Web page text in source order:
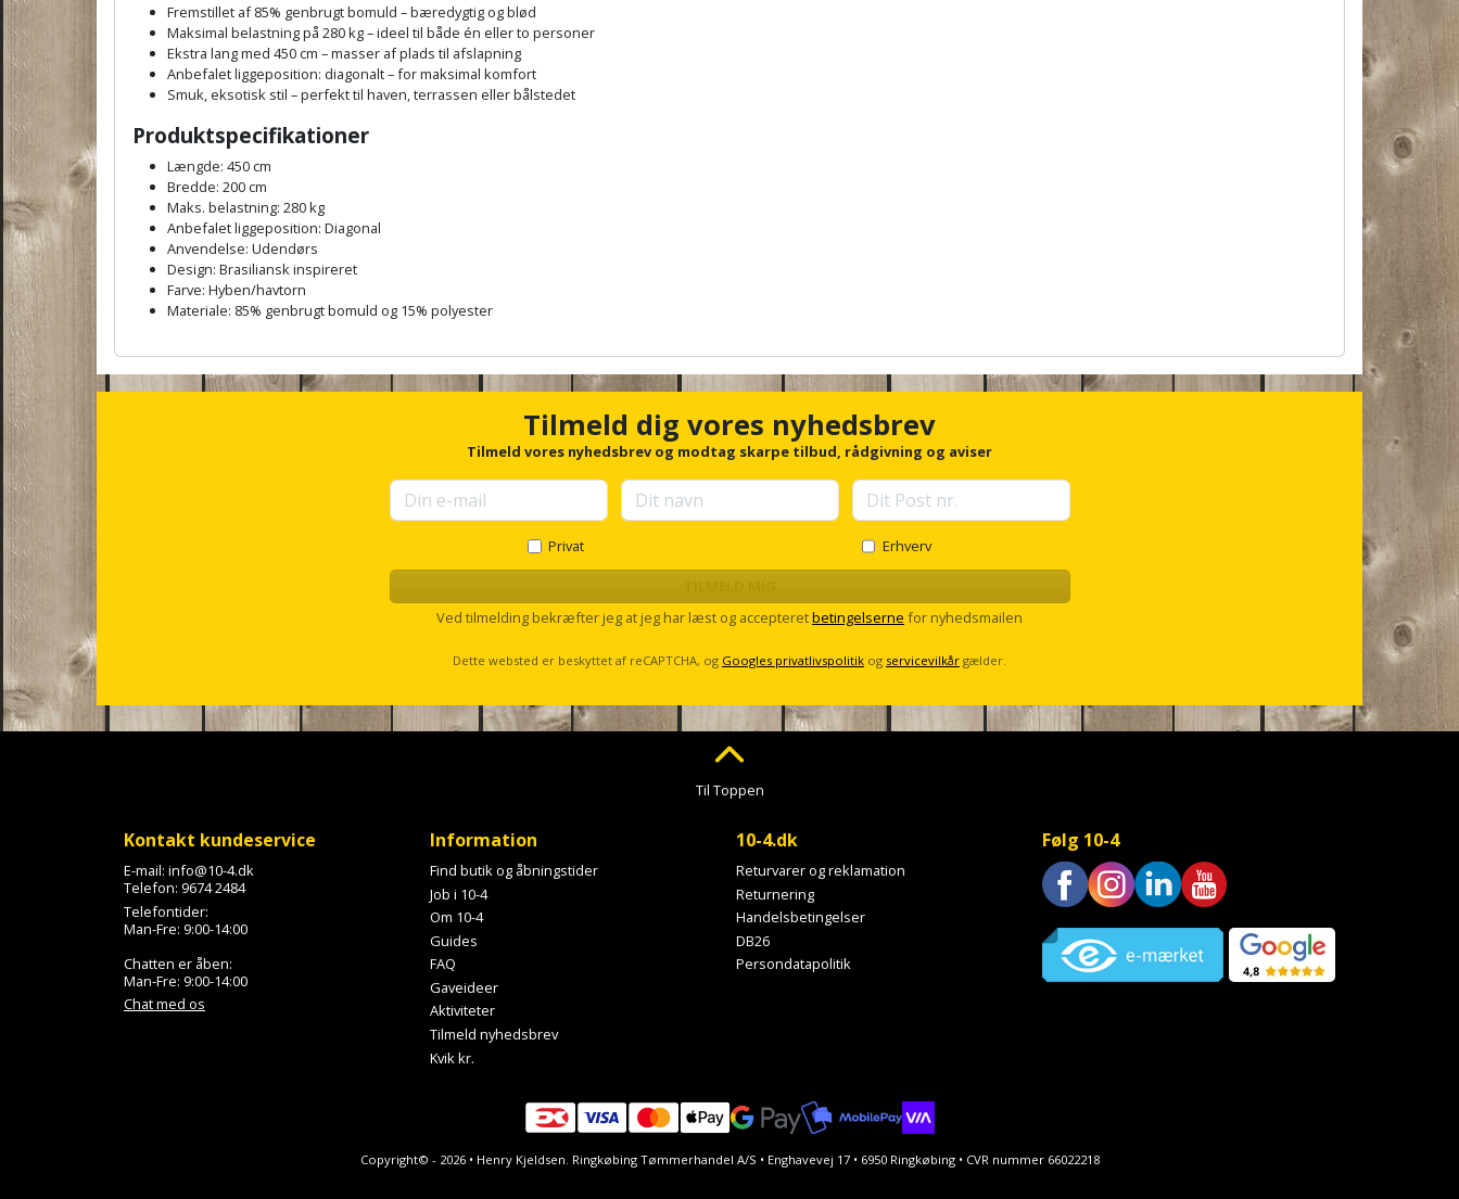
Fremstillet af 85% genbrugt bomuld – bæredygtig og blød
Maksimal belastning på 280 kg – ideel til både én eller to personer
Ekstra lang med 450 cm – masser af plads til afslapning
Anbefalet liggeposition: diagonalt – for maksimal komfort
Smuk, eksotisk stil – perfekt til haven, terrassen eller bålstedet
Produktspecifikationer
Længde: 450 cm
Bredde: 200 cm
Maks. belastning: 280 kg
Anbefalet liggeposition: Diagonal
Anvendelse: Udendørs
Design: Brasiliansk inspireret
Farve: Hyben/havtorn
Materiale: 85% genbrugt bomuld og 15% polyester
c
Tilmeld dig vores nyhedsbrev
Tilmeld vores nyhedsbrev og modtag skarpe tilbud, rådgivning og aviser
Privat Erhverv
Ved tilmelding bekræfter jeg at jeg har læst og accepteretbetingelserne for nyhedsmailen
Dette websted er beskyttet af reCAPTCHA, og Googles privatlivspolitik og servicevilkår gælder.
Til Toppen
Kontakt kundeservice
E-mail: info@10-4.dk
Telefon: 9674 2484
Telefontider:
Man-Fre: 9:00-14:00
Chatten er åben:
Man-Fre: 9:00-14:00
Chat med os
Information
Find butik og åbningstider
Job i 10-4
Om 10-4
Guides
FAQ
Gaveideer
Aktiviteter
Tilmeld nyhedsbrev
Kvik kr.
10-4.dk
Returvarer og reklamation
Returnering
Handelsbetingelser
DB26
Persondatapolitik
Følg 10-4
Copyright© - 2026 • Henry Kjeldsen. Ringkøbing Tømmerhandel A/S • Enghavevej 17 • 6950 Ringkøbing • CVR nummer 66022218